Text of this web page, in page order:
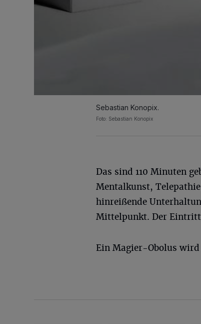
Sebastian Konopix.
Foto: Sebastian Konopix
Das sind 110 Minuten
Mentalkunst,
hinreißende
Mittelpunkt. Der
Ein Magier-Obolus wird